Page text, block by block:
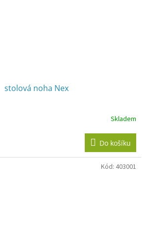
stolová noha Nex
Skladem
Do košíku
Kód: 403001